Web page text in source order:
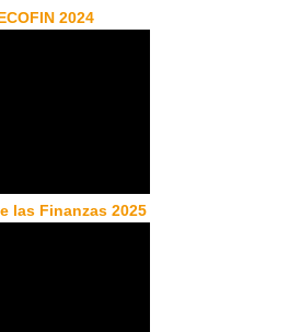
2024
las Finanzas 2025